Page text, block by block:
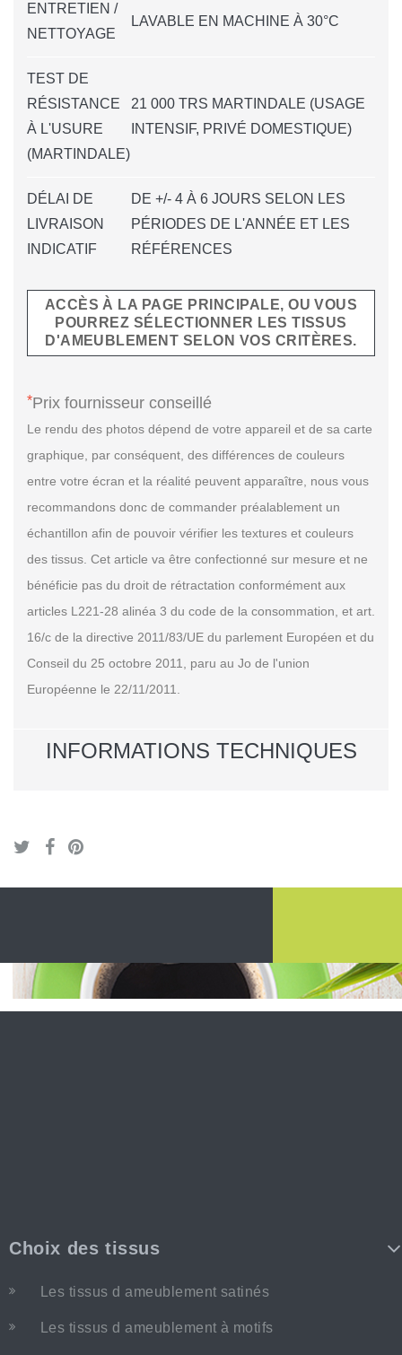
ENTRETIEN /
NETTOYAGE
LAVABLE EN MACHINE À 30°C
TEST DE
RÉSISTANCE
À L'USURE
(MARTINDALE)
21 000 TRS MARTINDALE (USAGE
INTENSIF, PRIVÉ DOMESTIQUE)
DÉLAI DE
LIVRAISON
INDICATIF
DE +/- 4 À 6 JOURS SELON LES
PÉRIODES DE L'ANNÉE ET LES
RÉFÉRENCES
ACCÈS À LA PAGE PRINCIPALE, OU VOUS
POURREZ SÉLECTIONNER LES TISSUS
D'AMEUBLEMENT SELON VOS CRITÈRES.
*Prix fournisseur conseillé
Le rendu des photos dépend de votre appareil et de sa carte
graphique, par conséquent, des différences de couleurs
entre votre écran et la réalité peuvent apparaître, nous vous
recommandons donc de commander préalablement un
échantillon afin de pouvoir vérifier les textures et couleurs
des tissus. Cet article va être confectionné sur mesure et ne
bénéficie pas du droit de rétractation conformément aux
articles L221-28 alinéa 3 du code de la consommation, et art.
16/c de la directive 2011/83/UE du parlement Européen et du
Conseil du 25 octobre 2011, paru au Jo de l'union
Européenne le 22/11/2011.
INFORMATIONS TECHNIQUES
Choix des tissus
Les tissus d ameublement satinés
Les tissus d ameublement à motifs